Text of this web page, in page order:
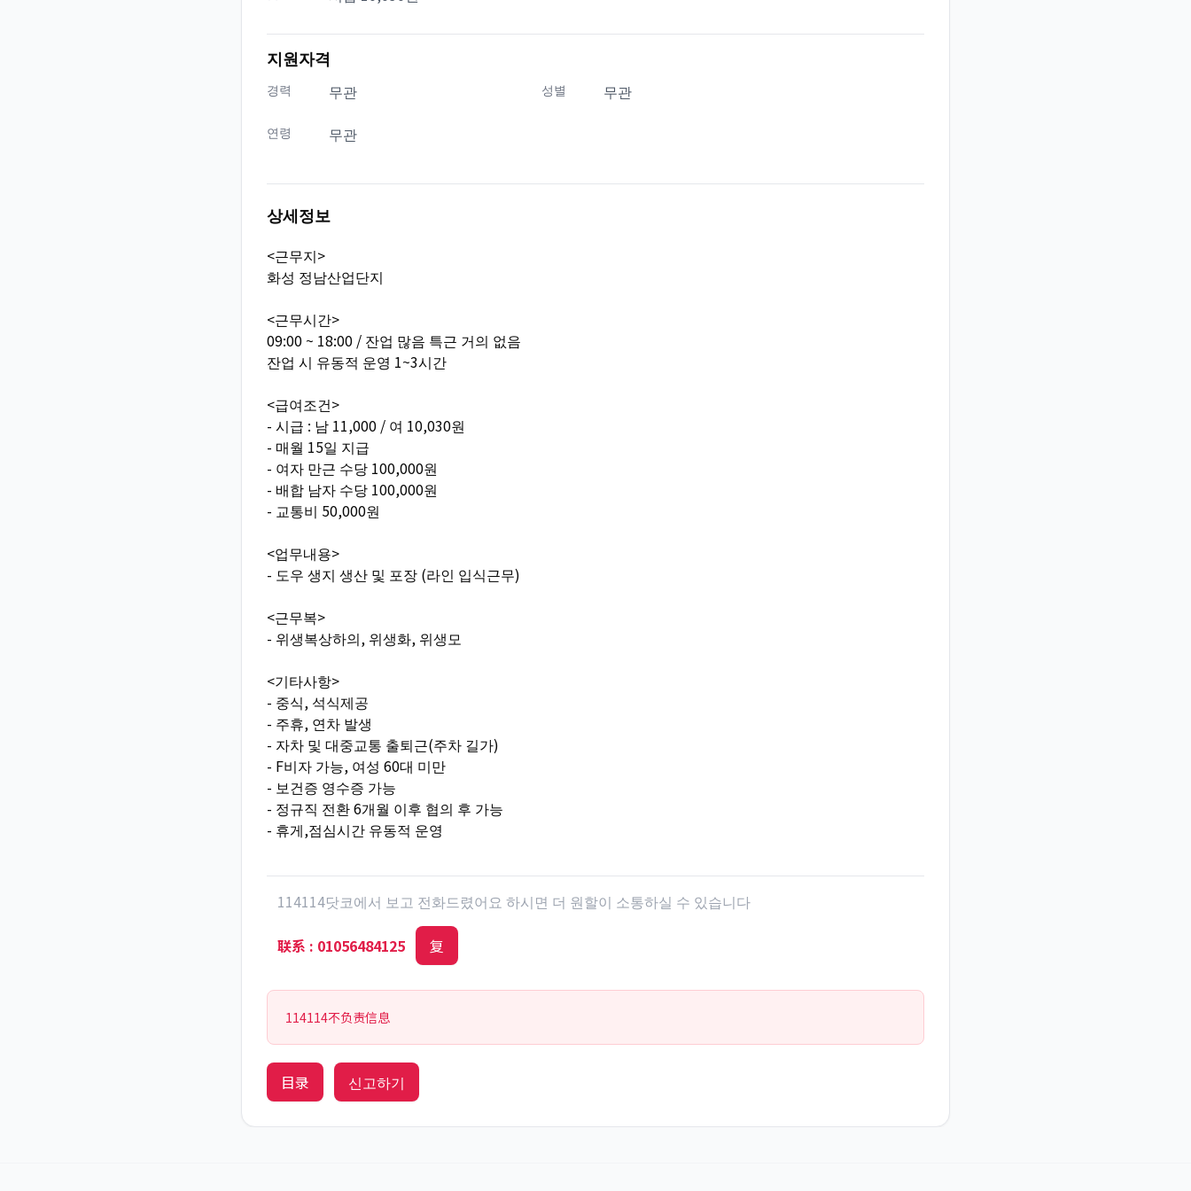
지원자격
경력 무관 성별 무관
연령 무관
상세정보
<근무지>
화성 정남산업단지
<근무시간>
09:00 ~ 18:00 / 잔업 많음 특근 거의 없음
잔업 시 유동적 운영 1~3시간
<급여조건>
- 시급 : 남 11,000 / 여 10,030원
- 매월 15일 지급
- 여자 만근 수당 100,000원
- 배합 남자 수당 100,000원
- 교통비 50,000원
<업무내용>
- 도우 생지 생산 및 포장 (라인 입식근무)
<근무복>
- 위생복상하의, 위생화, 위생모
<기타사항>
- 중식, 석식제공
- 주휴, 연차 발생
- 자차 및 대중교통 출퇴근(주차 길가)
- F비자 가능, 여성 60대 미만
- 보건증 영수증 가능
- 정규직 전환 6개월 이후 협의 후 가능
- 휴게,점심시간 유동적 운영
114114닷코에서 보고 전화드렸어요 하시면 더 원할이 소통하실 수 있습니다
联系 : 01056484125 复
114114不负责信息
目录 신고하기